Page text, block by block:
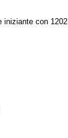
iniziante con 1202